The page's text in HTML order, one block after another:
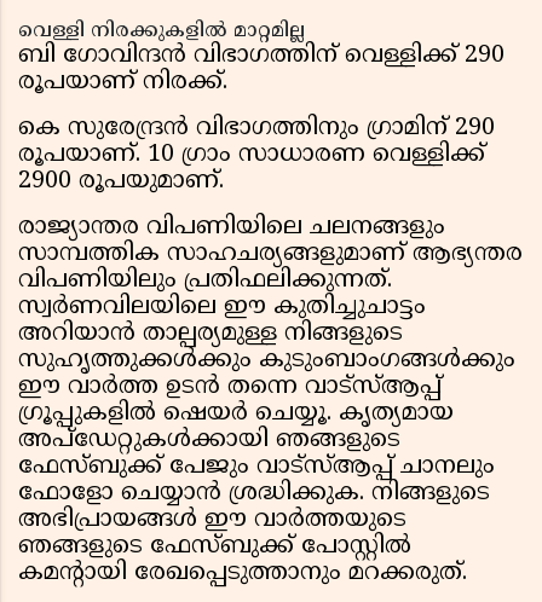
വെള്ളി നിരക്കുകളില്‍ മാറ്റമില്ല
ബി ഗോവിന്ദന്‍ വിഭാഗത്തിന് വെള്ളിക്ക് 290
രൂപയാണ് നിരക്ക്.
കെ സുരേന്ദ്രന്‍ വിഭാഗത്തിനും ഗ്രാമിന് 290
രൂപയാണ്. 10 ഗ്രാം സാധാരണ വെള്ളിക്ക്
2900 രൂപയുമാണ്.
രാജ്യാന്തര വിപണിയിലെ ചലനങ്ങളും
സാമ്പത്തിക സാഹചര്യങ്ങളുമാണ് ആഭ്യന്തര
വിപണിയിലും പ്രതിഫലിക്കുന്നത്.
സ്വർണവിലയിലെ ഈ കുതിച്ചുചാട്ടം
അറിയാൻ താല്പര്യമുള്ള നിങ്ങളുടെ
സുഹൃത്തുക്കൾക്കും കുടുംബാംഗങ്ങൾക്കും
ഈ വാർത്ത ഉടൻ തന്നെ വാട്സ്ആപ്പ്
ഗ്രൂപ്പുകളിൽ ഷെയർ ചെയ്യൂ. കൃത്യമായ
അപ്ഡേറ്റുകൾക്കായി ഞങ്ങളുടെ
ഫേസ്ബുക്ക് പേജും വാട്സ്ആപ്പ് ചാനലും
ഫോളോ ചെയ്യാൻ ശ്രദ്ധിക്കുക. നിങ്ങളുടെ
അഭിപ്രായങ്ങൾ ഈ വാർത്തയുടെ
ഞങ്ങളുടെ ഫേസ്ബുക്ക് പോസ്റ്റിൽ
കമന്റായി രേഖപ്പെടുത്താനും മറക്കരുത്.